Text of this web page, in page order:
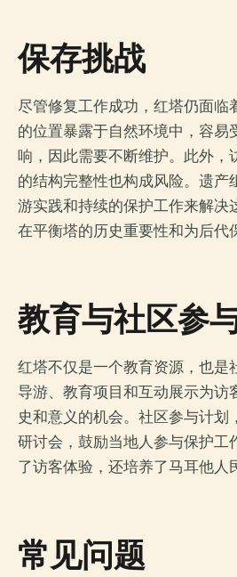
保存挑战
尽管修复工作成功，红塔仍面临
的位置暴露于自然环境中，容易
响，因此需要不断维护。此外，
的结构完整性也构成风险。遗产
游实践和持续的保护工作来解决
在平衡塔的历史重要性和为后代
教育与社区参
红塔不仅是一个教育资源，也是
导游、教育项目和互动展示为访
史和意义的机会。社区参与计划
研讨会，鼓励当地人参与保护工
了访客体验，还培养了马耳他人
常见问题